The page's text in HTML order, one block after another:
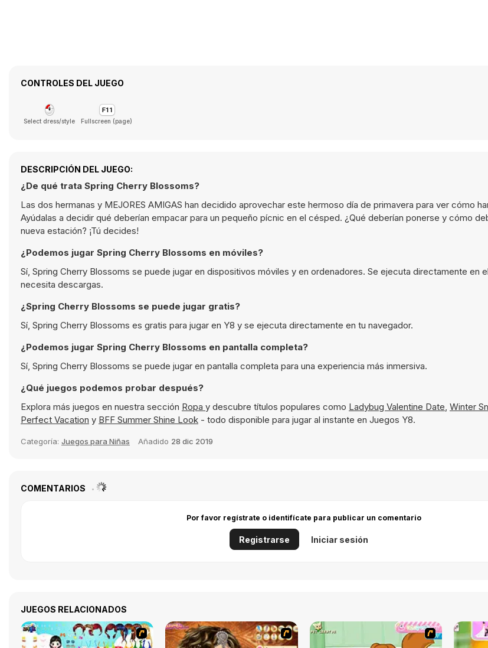
CONTROLES DEL JUEGO
Select dress/style Fullscreen (page)
DESCRIPCIÓN DEL JUEGO:
¿De qué trata Spring Cherry Blossoms?
Las dos hermanas y MEJORES AMIGAS han decidido aprovechar este hermoso día de primavera para ver cómo
Ayúdalas a decidir qué deberían empacar para un pequeño pícnic en el césped. ¿Qué deberían ponerse y cómo
nueva estación? ¡Tú decides!
¿Podemos jugar Spring Cherry Blossoms en móviles?
Sí, Spring Cherry Blossoms se puede jugar en dispositivos móviles y en ordenadores. Se ejecuta directamente en
necesita descargas.
¿Spring Cherry Blossoms se puede jugar gratis?
Sí, Spring Cherry Blossoms es gratis para jugar en Y8 y se ejecuta directamente en tu navegador.
¿Podemos jugar Spring Cherry Blossoms en pantalla completa?
Sí, Spring Cherry Blossoms se puede jugar en pantalla completa para una experiencia más inmersiva.
¿Qué juegos podemos probar después?
Explora más juegos en nuestra sección Ropa y descubre títulos populares como Ladybug Valentine Date, Winter
Perfect Vacation y BFF Summer Shine Look - todo disponible para jugar al instante en Juegos Y8.
Categoría: Juegos para Niñas Añadido 28 dic 2019
COMENTARIOS
Por favor regístrate o identifícate para publicar un comentario
Registrarse Iniciar sesión
JUEGOS RELACIONADOS